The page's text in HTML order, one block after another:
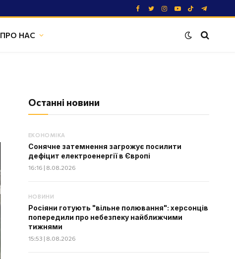
Facebook
TwitterInstagram
YouTube
TikTokTelegram
ПРО НАС
Останні новини
ЕКОНОМІКА
Сонячне затемнення загрожує посилити
дефіцит електроенергії в Європі
16:16 | 8.08.2026
НОВИНИ
Росіяни готують "вільне полювання": херсонців
попередили про небезпеку найближчими
тижнями
15:53 | 8.08.2026